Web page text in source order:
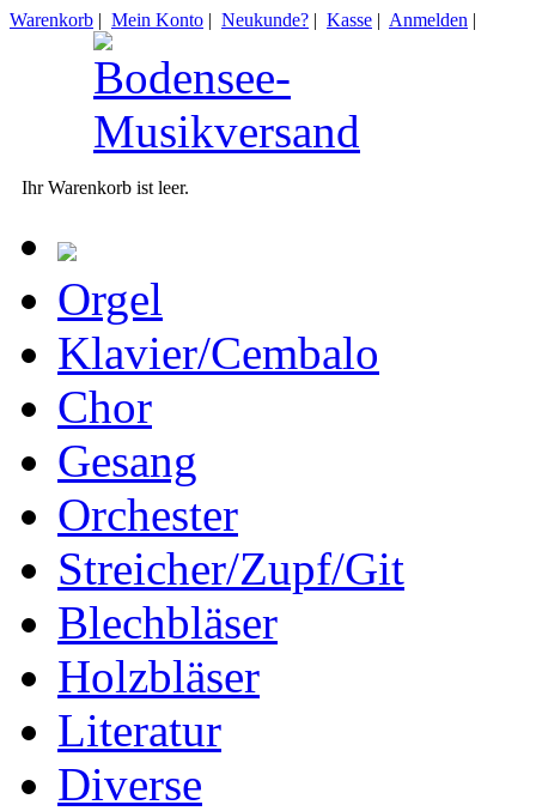
Warenkorb | Mein Konto | Neukunde? | Kasse | Anmelden |
Ihr Warenkorb ist leer.
Orgel
Klavier/Cembalo
Chor
Gesang
Orchester
Streicher/Zupf/Git
Blechbläser
Holzbläser
Literatur
Diverse